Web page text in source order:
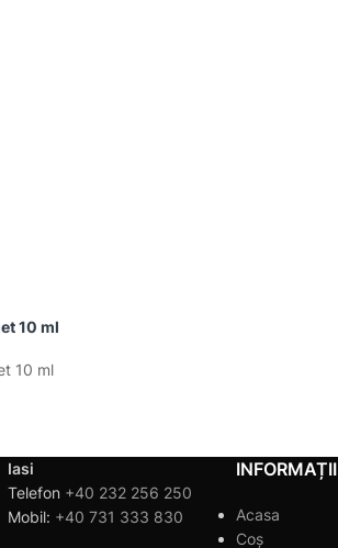
10 ml
10 ml
Iasi
Telefon +40 232 256 250
Mobil: +40 731 333 830
INFORMAȚII
Acasa
Coș